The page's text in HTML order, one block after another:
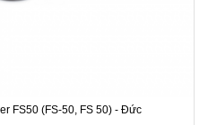
FS50 (FS-50, FS 50) - Đức